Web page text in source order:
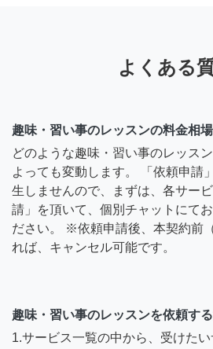
よくある
趣味・習い事のレッスンの料金相
どのような趣味・習い事のレッス
よっても変動します。 「依頼申請
生しませんので、まずは、各サー
請」を頂いて、個別チャットにて
ださい。 ※依頼申請後、本契約前
れば、キャンセル可能です。
趣味・習い事のレッスンを依頼す
1.サービス一覧の中から、受けた